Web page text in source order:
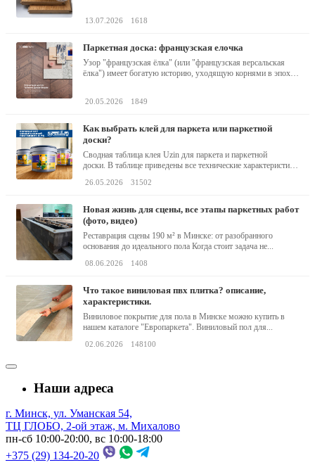
13.07.2026 1618
паркетная доска: французская елочка
Узор "французская ёлка" (или "французская версальская
ёлка") имеет богатую историю, уходящую корнями в эпоху
20.05.2026 1849
как выбрать клей для паркета или паркетной
доски?
Сводная таблица клея Uzin для паркета и паркетной
доски. В таблице приведены все технические характеристики
26.05.2026 31502
новая жизнь для сцены, все этапы паркетных работ
(фото, видео)
Реставрация сцены 190 м² в Минске: от разобранного
основания до идеального пола Когда стоит задача не...
08.06.2026 1408
что такое виниловая пвх плитка? описание,
характеристики.
Виниловое покрытие для пола в Минске можно купить в
нашем каталоге "Европаркета". Виниловый пол для...
02.06.2026 148100
Наши адреса
г. Минск, ул. Уманская 54,
ТЦ ГЛОБО, 2-ой этаж, м. Михалово
пн-сб 10:00-20:00, вс 10:00-18:00
+375 (29) 134-20-20